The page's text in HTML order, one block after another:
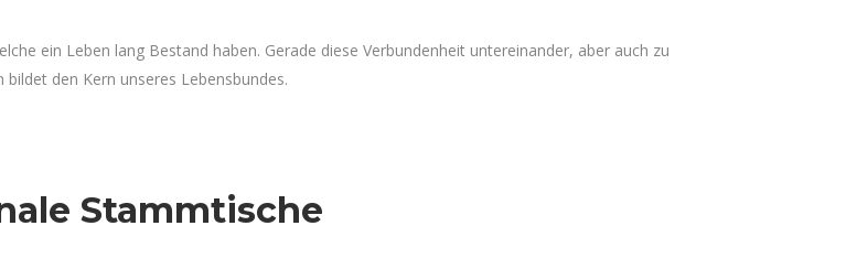
ein Leben lang Bestand haben. Gerade diese Verbundenheit untereinander, aber auch zu
den Kern unseres Lebensbundes.
Stammtische